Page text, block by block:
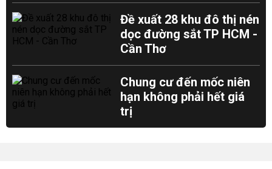
Đề xuất 28 khu đô thị nén
dọc đường sắt TP HCM -
Cần Thơ
Chung cư đến mốc niên
hạn không phải hết giá
trị